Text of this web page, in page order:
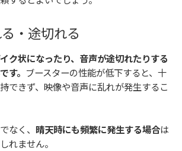
・途切れる
ク状になったり、音声が途切れたりする
す。 ブースターの性能が低下すると、十
できず、映像や音声に乱れが発生するこ
なく、 晴天時にも頻繁に発生する場合は
れません。